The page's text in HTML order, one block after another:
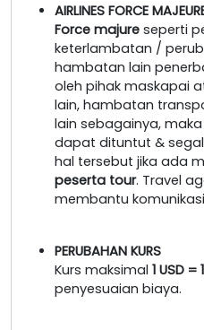
AIRLINES FORCE
Force majure seperti
keterlambatan /
hambatan lain
oleh pihak maskapai
lain, hambatan
lain sebagainya,
dapat dituntut &
hal tersebut jika ada
peserta tour. Travel
membantu
PERUBAHAN KURS
Kurs maksimal 1 USD =
penyesuaian biaya.